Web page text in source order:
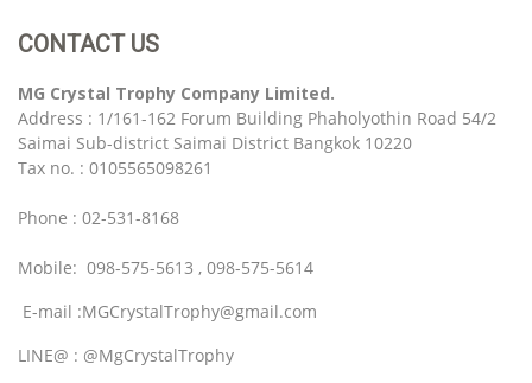
CONTACT US
MG Crystal Trophy Company Limited.
Address : 1/161-162 Forum Building Phaholyothin Road 54/2
Saimai Sub-district Saimai District Bangkok 10220
Tax no. : 0105565098261
Phone : 02-531-8168
Mobile: 098-575-5613 , 098-575-5614
E-mail :MGCrystalTrophy@gmail.com
LINE@ : @MgCrystalTrophy